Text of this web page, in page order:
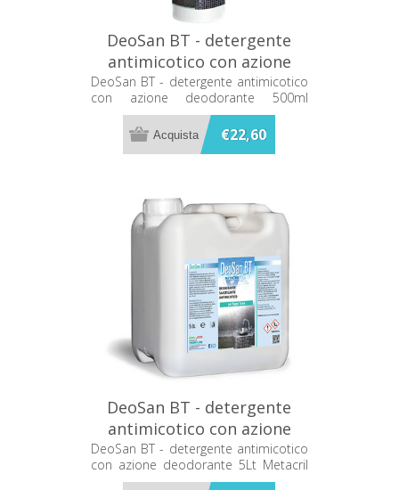
DeoSan BT - detergente
antimicotico con azione
deodorante 500ml Metacril
05000501
DeoSan BT - detergente antimicotico
con azione deodorante 500ml
Metacril 05000501
€22,60
DeoSan BT - detergente
antimicotico con azione
deodorante 5Lt Metacril
05205001
DeoSan BT - detergente antimicotico
con azione deodorante 5Lt Metacril
05205001